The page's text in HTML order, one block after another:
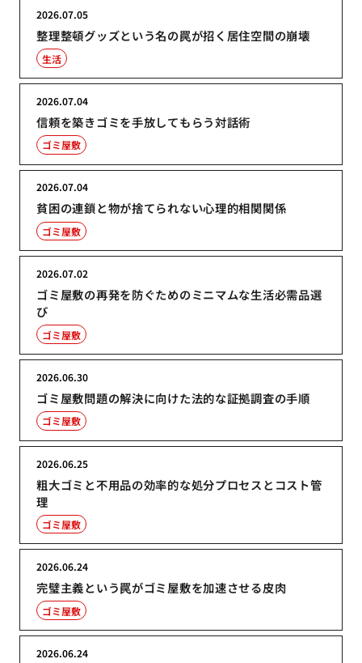
整理整頓グッズという名の罠が招く居住空間の崩壊
2026.07.05
生活
信頼を築きゴミを手放してもらう対話術
2026.07.04
ゴミ屋敷
貧困の連鎖と物が捨てられない心理的相関関係
2026.07.04
ゴミ屋敷
ゴミ屋敷の再発を防ぐためのミニマムな生活必需品選
び
2026.07.02
ゴミ屋敷
ゴミ屋敷問題の解決に向けた法的な証拠調査の手順
2026.06.30
ゴミ屋敷
粗大ゴミと不用品の効率的な処分プロセスとコスト管
理
2026.06.25
ゴミ屋敷
完璧主義という罠がゴミ屋敷を加速させる皮肉
2026.06.24
ゴミ屋敷
2026.06.24